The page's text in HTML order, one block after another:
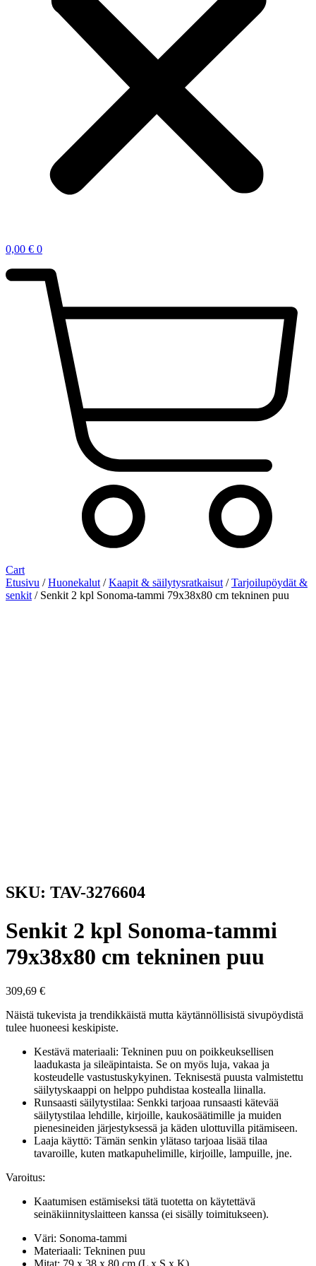
0,00 € 0
Cart
Etusivu /Huonekalut /Kaapit & säilytysratkaisut /Tarjoilupöydät &
senkit / Senkit 2 kpl Sonoma-tammi 79x38x80 cm tekninen puu
SKU: TAV-3276604
Senkit 2 kpl Sonoma-tammi
79x38x80 cm tekninen puu
309,69 €
Näistä tukevista ja trendikkäistä mutta käytännöllisistä sivupöydistä
tulee huoneesi keskipiste.
Kestävä materiaali: Tekninen puu on poikkeuksellisen
laadukasta ja sileäpintaista. Se on myös luja, vakaa ja
kosteudelle vastustuskykyinen. Teknisestä puusta valmistettu
säilytyskaappi on helppo puhdistaa kostealla liinalla.
Runsaasti säilytystilaa: Senkki tarjoaa runsaasti kätevää
säilytystilaa lehdille, kirjoille, kaukosäätimille ja muiden
pienesineiden järjestyksessä ja käden ulottuvilla pitämiseen.
Laaja käyttö: Tämän senkin ylätaso tarjoaa lisää tilaa
tavaroille, kuten matkapuhelimille, kirjoille, lampuille, jne.
Varoitus:
Kaatumisen estämiseksi tätä tuotetta on käytettävä
seinäkiinnityslaitteen kanssa (ei sisälly toimitukseen).
Väri: Sonoma-tammi
Materiaali: Tekninen puu